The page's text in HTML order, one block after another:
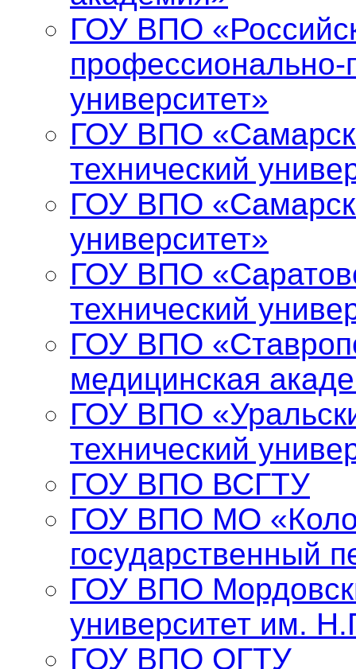
ГОУ ВПО
профессионально-
университет»
ГОУ ВПО
технический
ГОУ ВПО
университет»
ГОУ ВПО
технический
ГОУ ВПО
медицинская
ГОУ ВПО
технический
ГОУ ВПО ВСГТУ
ГОУ ВПО МО
государственный
ГОУ ВПО
университет им.
ГОУ ВПО ОГТУ